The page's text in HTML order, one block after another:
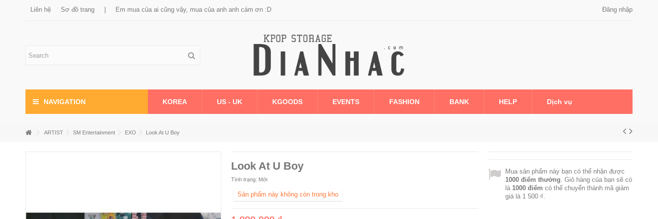
Liên hệ Sơ đồ trang Em mua của ai cũng vậy, mua của anh anh cám ơn :D Đăng nhập
NAVIGATION KOREA US - UK KGOODS EVENTS FASHION BANK HELP Dịch vụ
ARTIST SM Entertainment EXO Look At U Boy
Look At U Boy
Tình trạng: Mới
Sản phẩm này không còn trong kho
Mua sản phẩm này bạn có thể nhận được
1000điểm thưởng. Giỏ hàng của bạn sẽ có
là 1000điểm có thể chuyển thành mã giảm
giá là 1 500 ₫.